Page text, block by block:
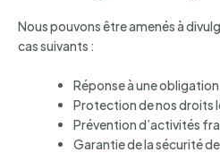
Nous pouvons être amenés à
cas suivants :
Réponse à une
Protection de nos droits
Prévention d’activités
Garantie de la sécurité